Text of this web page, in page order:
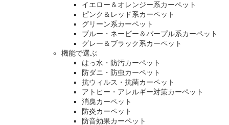
イエロー＆オレンジー系カーペット
ピンク＆レッド系カーペット
グリーン系カーペット
ブルー・ネービー＆パープル系カーペット
グレー＆ブラック系カーペット
機能で選ぶ
はっ水・防汚カーペット
防ダニ・防虫カーペット
抗ウィルス・抗菌カーペット
アトピー・アレルギー対策カーペット
消臭カーペット
防炎カーペット
防音効果カーペット